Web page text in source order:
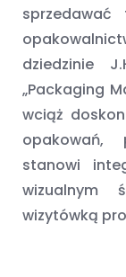
dziedzinie
„Packaging
wciąż
opakowań,
stanowi
wizualnym
wizytówką